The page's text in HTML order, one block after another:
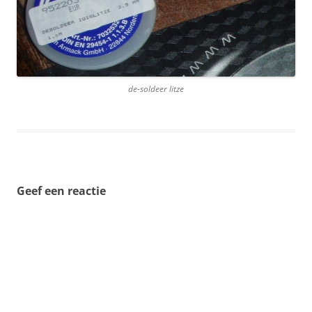
de-soldeer litze
Geef een reactie